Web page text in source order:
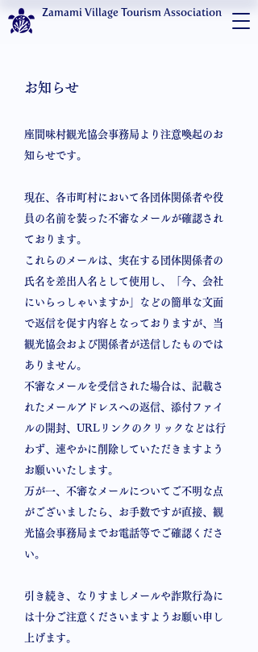
Zamami Village Tourism Association
お知らせ
座間味村観光協会事務局より注意喚起のお
知らせです。
現在、各市町村において各団体関係者や役
員の名前を装った不審なメールが確認され
ております。
これらのメールは、実在する団体関係者の
氏名を差出人名として使用し、「今、会社
にいらっしゃいますか」などの簡単な文面
で返信を促す内容となっておりますが、当
観光協会および関係者が送信したものでは
ありません。
不審なメールを受信された場合は、記載さ
れたメールアドレスへの返信、添付ファイ
ルの開封、URLリンクのクリックなどは行
わず、速やかに削除していただきますよう
お願いいたします。
万が一、不審なメールについてご不明な点
がございましたら、お手数ですが直接、観
光協会事務局までお電話等でご確認くださ
い。
引き続き、なりすましメールや詐欺行為に
は十分ご注意くださいますようお願い申し
上げます。